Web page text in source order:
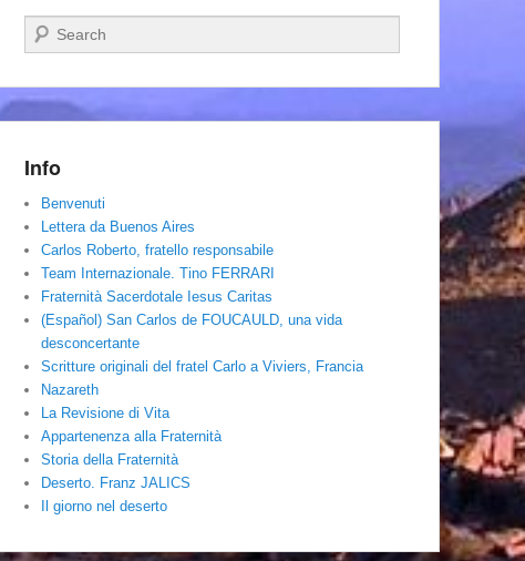
Cerca
Info
Benvenuti
Lettera da Buenos Aires
Carlos Roberto, fratello responsabile
Team Internazionale. Tino FERRARI
Fraternità Sacerdotale Iesus Caritas
(Español) San Carlos de FOUCAULD, una vida
desconcertante
Scritture originali del fratel Carlo a Viviers, Francia
Nazareth
La Revisione di Vita
Appartenenza alla Fraternità
Storia della Fraternità
Deserto. Franz JALICS
Il giorno nel deserto